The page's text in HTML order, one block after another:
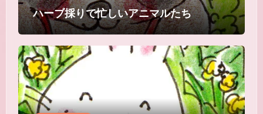
ハーブ採りで忙しいアニマルたち